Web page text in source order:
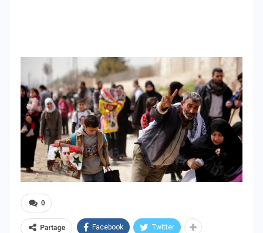
0
Partage Facebook Twitter